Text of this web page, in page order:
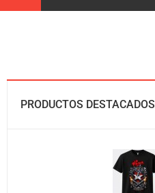
PRODUCTOS DESTACADOS